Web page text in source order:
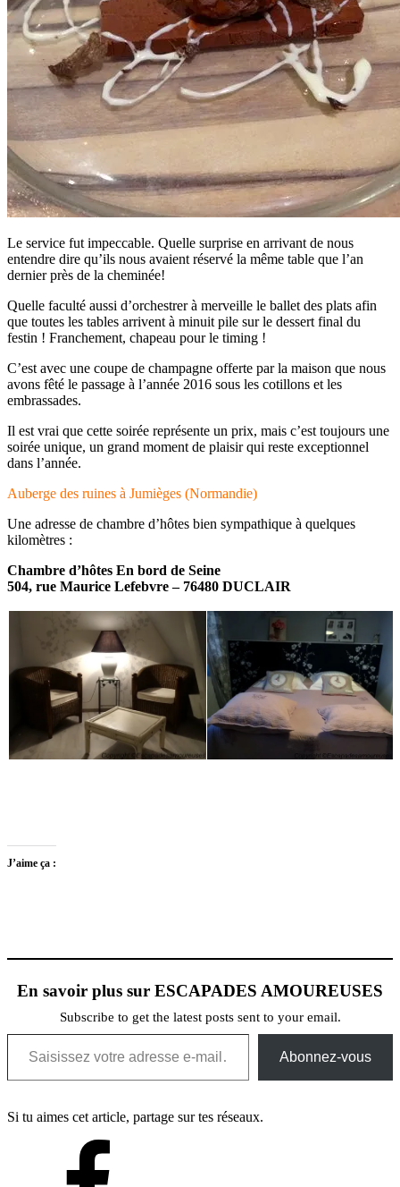
Le service fut impeccable. Quelle surprise en arrivant de nous
entendre dire qu’ils nous avaient réservé la même table que l’an
dernier près de la cheminée!
Quelle faculté aussi d’orchestrer à merveille le ballet des plats afin
que toutes les tables arrivent à minuit pile sur le dessert final du
festin ! Franchement, chapeau pour le timing !
C’est avec une coupe de champagne offerte par la maison que nous
avons fêté le passage à l’année 2016 sous les cotillons et les
embrassades.
Il est vrai que cette soirée représente un prix, mais c’est toujours une
soirée unique, un grand moment de plaisir qui reste exceptionnel
dans l’année.
Auberge des ruines à Jumièges (Normandie)
Une adresse de chambre d’hôtes bien sympathique à quelques
kilomètres :
Chambre d’hôtes En bord de Seine
504, rue Maurice Lefebvre – 76480 DUCLAIR
J’aime ça :
En savoir plus sur ESCAPADES AMOUREUSES
Subscribe to get the latest posts sent to your email.
Saisissez votre adresse e-mail…
Abonnez-vous
Si tu aimes cet article, partage sur tes réseaux.